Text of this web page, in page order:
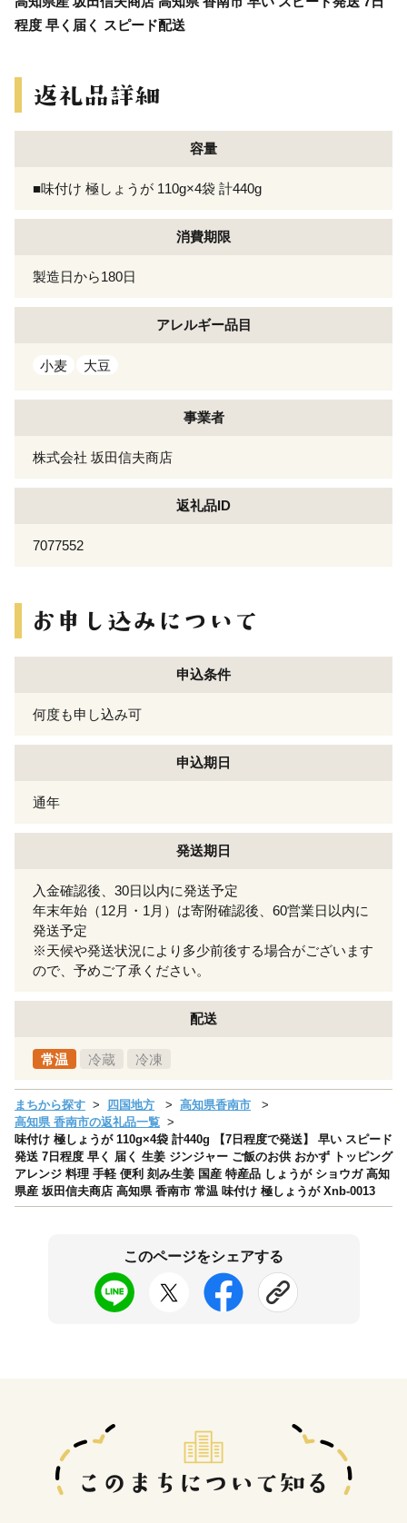
程度 早く届く スピード配送
容量
■味付け 極しょうが 110g×4袋 計440g
消費期限
製造日から180日
アレルギー品目
小麦 大豆
事業者
株式会社 坂田信夫商店
返礼品ID
7077552
申込条件
何度も申し込み可
申込期日
通年
発送期日
入金確認後、30日以内に発送予定
年末年始（12月・1月）は寄附確認後、60営業日以内に
発送予定
※天候や発送状況により多少前後する場合がございます
ので、予めご了承ください。
配送
常温 冷蔵 冷凍
まちから探す 四国地方
高知県香南市
高知県 香南市の返礼品一覧
味付け 極しょうが 110g×4袋 計440g 【7日程度で発送】 早い スピード
発送 7日程度 早く 届く 生姜 ジンジャー ご飯のお供 おかず トッピング
アレンジ 料理 手軽 便利 刻み生姜 国産 特産品 しょうが ショウガ 高知
県産 坂田信夫商店 高知県 香南市 常温 味付け 極しょうが Xnb-0013
このページをシェアする